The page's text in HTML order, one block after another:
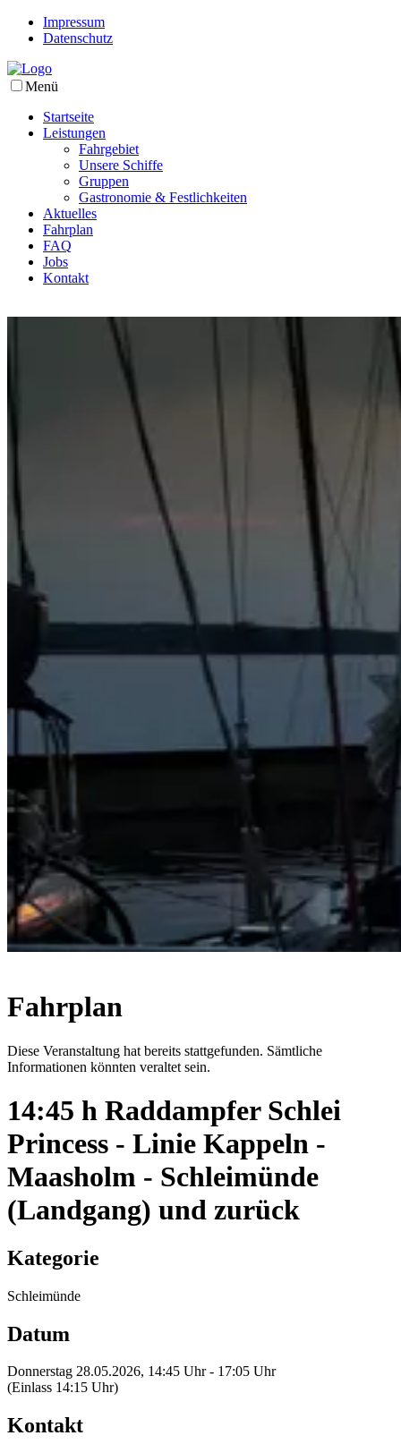
Impressum
Datenschutz
Menü
Startseite
Leistungen
Fahrgebiet
Unsere Schiffe
Gruppen
Gastronomie & Festlichkeiten
Aktuelles
Fahrplan
FAQ
Jobs
Kontakt
Fahrplan
Diese Veranstaltung hat bereits stattgefunden. Sämtliche
Informationen könnten veraltet sein.
14:45 h Raddampfer Schlei
Princess - Linie Kappeln -
Maasholm - Schleimünde
(Landgang) und zurück
Kategorie
Schleimünde
Datum
Donnerstag 28.05.2026, 14:45 Uhr - 17:05 Uhr
(Einlass 14:15 Uhr)
Kontakt